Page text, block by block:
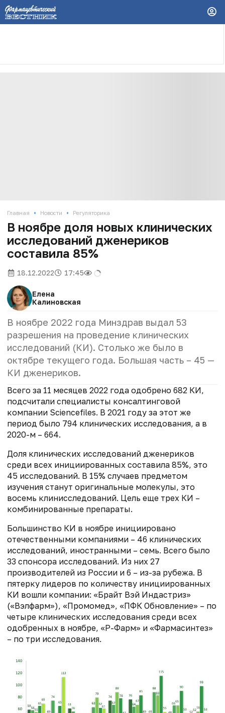
Главная • Новости • Регуляторика
В ноябре доля новых клинических
исследований дженериков
составила 85%
18.12.2022 17:45
Елена
Калиновская
В ноябре 2022 года Минздрав выдал 53
разрешения на проведение клинических
исследований (КИ). Столько же было в
октябре текущего года. Большая часть – 45 —
КИ дженериков.
Всего за 11 месяцев 2022 года одобрено 682 КИ,
подсчитали специалисты консалтинговой
компании Sciencefiles. В 2021 году за этот же
период было 794 клинических исследования, а в
2020-м – 664.
Доля клинических исследований дженериков
среди всех инициированных составила 85%, это
45 исследований. В 15% случаев предметом
изучения станут оригинальные молекулы, это
восемь клинисследований. Цель еще трех КИ –
комбинированные препараты.
Большинство КИ в ноябре инициировано
отечественными компаниями – 46 клинических
исследований, иностранными – семь. Всего было
33 спонсора исследований. Из них 27
производителей из России и 6 – из-за рубежа. В
пятерку лидеров по количеству инициированных
КИ вошли компании: «Брайт Вэй Индастриз»
(«Вэлфарм»), «Промомед», «ПФК Обновление» – по
четыре клинических исследования среди всех
одобренных в ноябре, «Р-Фарм» и «Фармасинтез»
– по три исследования.